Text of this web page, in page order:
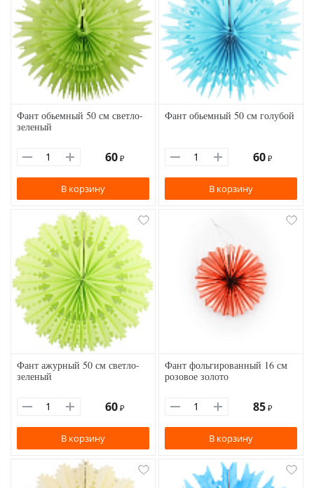
Фант обьемный 50 см светло-
зеленый
60 ₽
В корзину
Фант обьемный 50 см голубой
60 ₽
В корзину
Фант ажурный 50 см светло-
зеленый
60 ₽
В корзину
Фант фольгированный 16 см
розовое золото
85 ₽
В корзину